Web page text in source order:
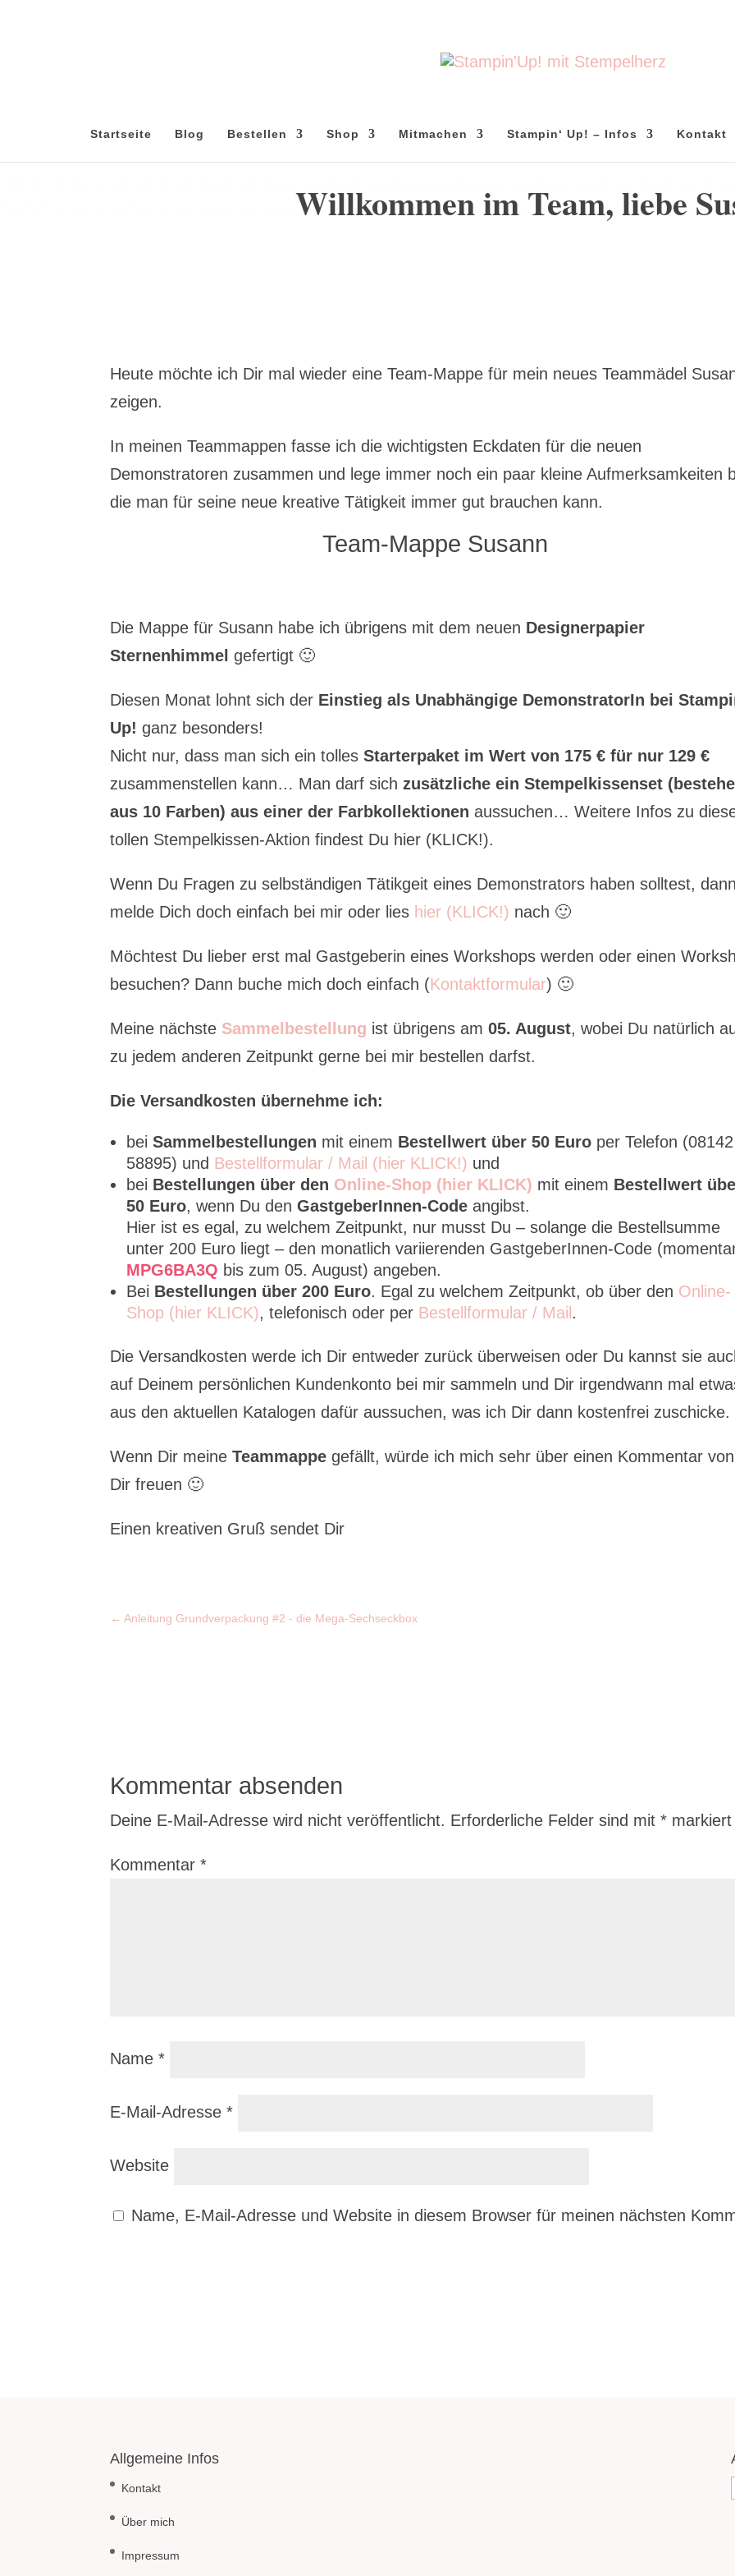
Startseite Blog Bestellen Shop Mitmachen Stampin‘ Up! – Infos Kontakt
Willkommen im Team, liebe
Heute möchte ich Dir mal wieder eine Team-Mappe für mein neues Teammädel
zeigen.
In meinen Teammappen fasse ich die wichtigsten Eckdaten für die neuen
Demonstratoren zusammen und lege immer noch ein paar kleine Aufmerksamkeiten
die man für seine neue kreative Tätigkeit immer gut brauchen kann.
Team-Mappe Susann
Die Mappe für Susann habe ich übrigens mit dem neuen Designerpapier
Sternenhimmel gefertigt 🙂
Diesen Monat lohnt sich der Einstieg als Unabhängige DemonstratorIn bei
Up! ganz besonders!
Nicht nur, dass man sich ein tollesStarterpaket im Wert von 175 € für nur 129 €
zusammenstellen kann… Man darf sichzusätzliche ein Stempelkissenset
aus 10 Farben) aus einer der Farbkollektionen aussuchen… Weitere Infos zu
tollen Stempelkissen-Aktion findest Du hier (KLICK!).
Wenn Du Fragen zu selbständigen Tätikgeit eines Demonstrators haben solltest, dann
melde Dich doch einfach bei mir oder lies hier (KLICK!) nach 🙂
Möchtest Du lieber erst mal Gastgeberin eines Workshops werden oder einen
besuchen? Dann buche mich doch einfach (Kontaktformular) 🙂
Meine nächste Sammelbestellung ist übrigens am05. August, wobei Du natürlich
zu jedem anderen Zeitpunkt gerne bei mir bestellen darfst.
Die Versandkosten übernehme ich:
beiSammelbestellungen mit einem Bestellwert über 50 Euro per Telefon (08142
58895) und Bestellformular / Mail (hier KLICK!) und
bei Bestellungen über den Online-Shop (hier KLICK) mit einem Bestellwert
50 Euro, wenn Du denGastgeberInnen-Code angibst.
Hier ist es egal, zu welchem Zeitpunkt, nur musst Du – solange die Bestellsumme
unter 200 Euro liegt – den monatlich variierenden GastgeberInnen-Code
MPG6BA3Q bis zum 05. August) angeben.
Bei Bestellungen über 200 Euro. Egal zu welchem Zeitpunkt, ob über den Online-
Shop (hier KLICK), telefonisch oder per Bestellformular / Mail.
Die Versandkosten werde ich Dir entweder zurück überweisen oder Du kannst sie
auf Deinem persönlichen Kundenkonto bei mir sammeln und Dir irgendwann mal
aus den aktuellen Katalogen dafür aussuchen, was ich Dir dann kostenfrei zuschicke.
Wenn Dir meineTeammappe gefällt, würde ich mich sehr über einen Kommentar von
Dir freuen 🙂
Einen kreativen Gruß sendet Dir
←Anleitung Grundverpackung #2 - die Mega-Sechseckbox
Kommentar absenden
Deine E-Mail-Adresse wird nicht veröffentlicht. Erforderliche Felder sind mit* markiert
Kommentar*
Name*
E-Mail-Adresse*
Website
Name, E-Mail-Adresse und Website in diesem Browser für meinen nächsten
Allgemeine Infos
Kontakt
Über mich
Impressum